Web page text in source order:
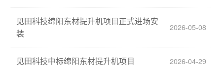
见田科技绵阳东材提升机项目正式进场安
装
2026-05-08
见田科技中标绵阳东材提升机项目 2026-04-29